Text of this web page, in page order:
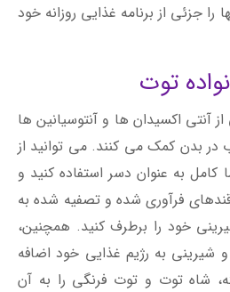
را جزئی از برنامه غذایی روزانه خود
آنتی اکسیدان ها و آنتوسیانین ها
بدن کمک می کنند. می توانید از
کامل به عنوان دسر استفاده کنید و
فرآوری شده و تصفیه شده به
خود را برطرف کنید. همچنین،
به رژیم غذایی خود اضافه
شاه توت و توت فرنگی را به آن